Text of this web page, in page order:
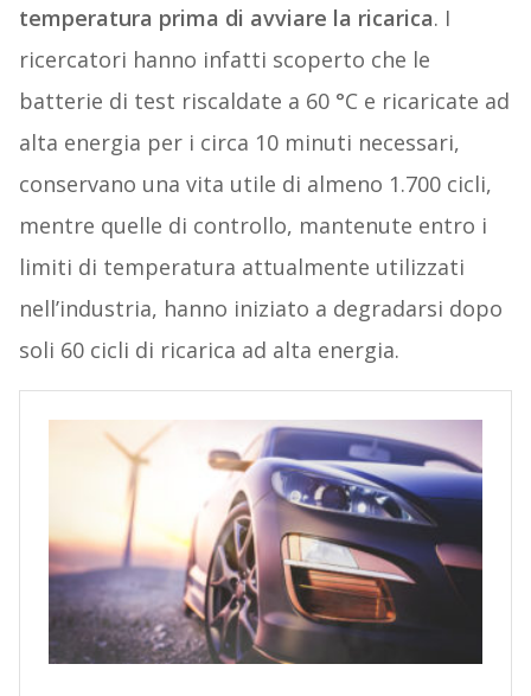
temperatura prima di avviare la ricarica. I
ricercatori hanno infatti scoperto che le
batterie di test riscaldate a 60 °C e ricaricate ad
alta energia per i circa 10 minuti necessari,
conservano una vita utile di almeno 1.700 cicli,
mentre quelle di controllo, mantenute entro i
limiti di temperatura attualmente utilizzati
nell’industria, hanno iniziato a degradarsi dopo
soli 60 cicli di ricarica ad alta energia.